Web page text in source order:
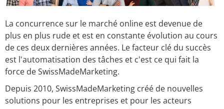
La concurrence sur le marché online est devenue de
plus en plus rude et est en constante évolution au cours
de ces deux dernières années. Le facteur clé du succès
est l'automatisation des tâches et c'est ce qui fait la
force de SwissMadeMarketing.
Depuis 2010, SwissMadeMarketing créé de nouvelles
solutions pour les entreprises et pour les acteurs